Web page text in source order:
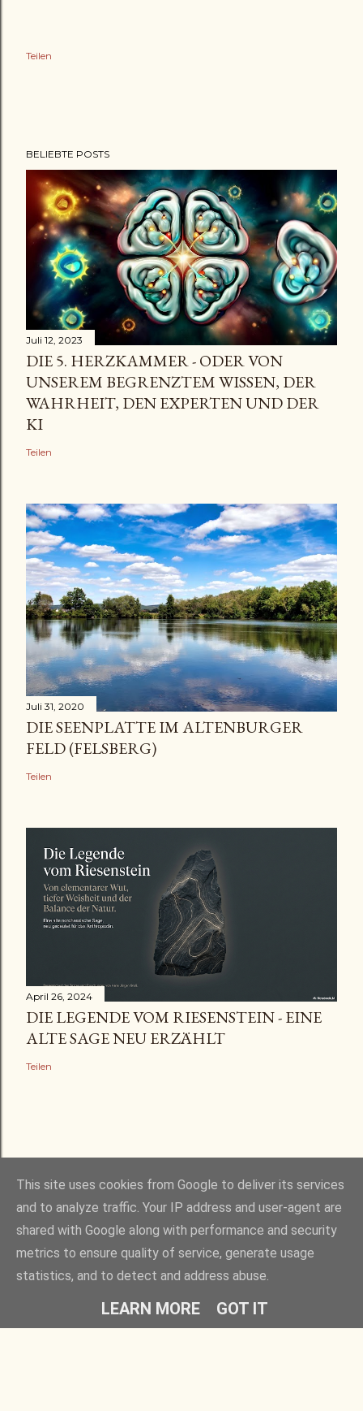
Teilen
BELIEBTE POSTS
Juli 12, 2023
DIE 5. HERZKAMMER - ODER VON
UNSEREM BEGRENZTEM WISSEN, DER
WAHRHEIT, DEN EXPERTEN UND DER
KI
Teilen
Juli 31, 2020
DIE SEENPLATTE IM ALTENBURGER
FELD (FELSBERG)
Teilen
April 26, 2024
DIE LEGENDE VOM RIESENSTEIN - EINE
ALTE SAGE NEU ERZÄHLT
Teilen
Powered by Blogger
alle Rechte vorbehalten - © 2020 - 2026 Hans Jürgen Groß
This site uses cookies from Google to deliver its services
and to analyze traffic. Your IP address and user-agent are
shared with Google along with performance and security
metrics to ensure quality of service, generate usage
statistics, and to detect and address abuse.
LEARN MORE GOT IT